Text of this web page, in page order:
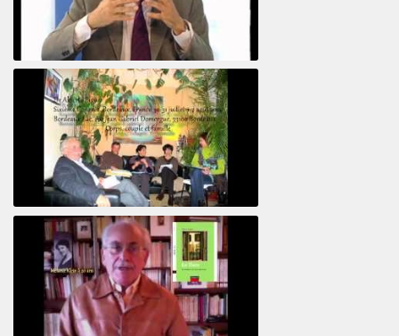
Le pervers narcissique et son complice
Revisitant le corps familial